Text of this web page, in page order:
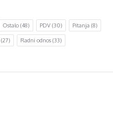
Ostalo (48) PDV (30) Pitanja (8)
(27) Radni odnos (33)